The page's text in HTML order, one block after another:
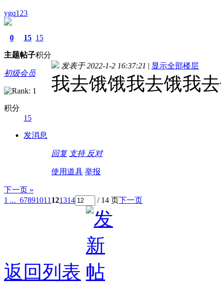
ygq123
0
主题
15
帖子
15
积分
初级会员
积分
15
发消息
发表于 2022-1-2 16:37:21 | 显示全部楼层
我去饿饿我去饿我
回复 支持 反对
使用道具 举报
下一页 »
1 ... 67891011 121314 / 14 页下一页
返回列表